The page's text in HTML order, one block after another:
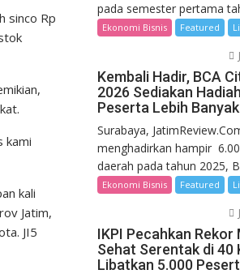
sinco Rp
kami
kali
Jatim,
JI5
pada semester pertama
Ekonomi Bisnis Featured
Kembali Hadir, BCA
2026 Sediakan
Peserta Lebih Banyak
Surabaya,
menghadirkan hampir
daerah pada tahun 2025,
Ekonomi Bisnis Featured
IKPI Pecahkan Rekor
Sehat Serentak di 40
Libatkan 5.000